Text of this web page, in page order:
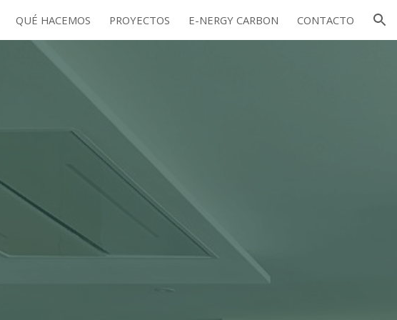
Skip to navigation
QUÉ HACEMOS PROYECTOS E-NERGY CARBON CONTACTO